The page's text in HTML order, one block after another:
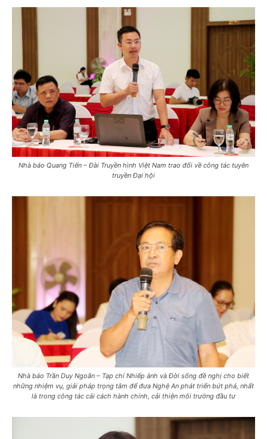
Nhà báo Quang Tiến – Đài Truyền hình Việt Nam trao đổi về công tác tuyên
truyền Đại hội
Nhà báo Trần Duy Ngoãn – Tạp chí Nhiếp ảnh và Đời sống đề nghị cho biết
những nhiệm vụ, giải pháp trọng tâm để đưa Nghệ An phát triển bứt phá, nhất
là trong công tác cải cách hành chính, cải thiện môi trường đầu tư